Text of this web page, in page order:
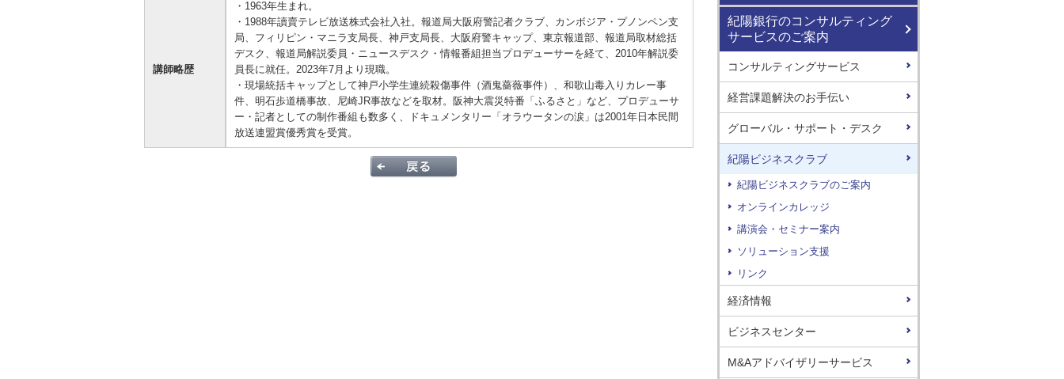
閉じる
閉じる
閉じる
閉じる
講師略歴
・1963年生まれ。
・1988年讀賣テレビ放送株式会社入社。報道局大阪府警記者クラブ、カンボジア・プノンペン支
局、フィリピン・マニラ支局長、神戸支局長、大阪府警キャップ、東京報道部、報道局取材総括
デスク、報道局解説委員・ニュースデスク・情報番組担当プロデューサーを経て、2010年解説委
員長に就任。2023年7月より現職。
・現場統括キャップとして神戸小学生連続殺傷事件（酒鬼薔薇事件）、和歌山毒入りカレー事
件、明石歩道橋事故、尼崎JR事故などを取材。阪神大震災特番「ふるさと」など、プロデューサ
ー・記者としての制作番組も数多く、ドキュメンタリー「オラウータンの涙」は2001年日本民間
放送連盟賞優秀賞を受賞。
紀陽銀行のコンサルティング
サービスのご案内
コンサルティングサービス
経営課題解決のお手伝い
グローバル・サポート・デスク
紀陽ビジネスクラブ
紀陽ビジネスクラブのご案内
オンラインカレッジ
講演会・セミナー案内
ソリューション支援
リンク
経済情報
ビジネスセンター
M&Aアドバイザリーサービス